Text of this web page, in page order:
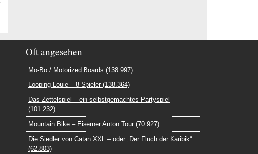
Oft angesehen
Mo-Bo / Motorized Boards (138.997)
Looping Louie – 8 Spieler (138.364)
Das Zettelspiel – ein selbstgemachtes Partyspiel
(101.232)
Mountain Bike – Eiserner Anton Tour (70.927)
Die Siedler von Catan XXL – oder „Der Fluch der Karibik“
(62.803)